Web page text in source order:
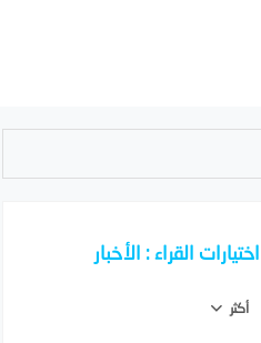
اختيارات القراء : الأخبار
أكثر